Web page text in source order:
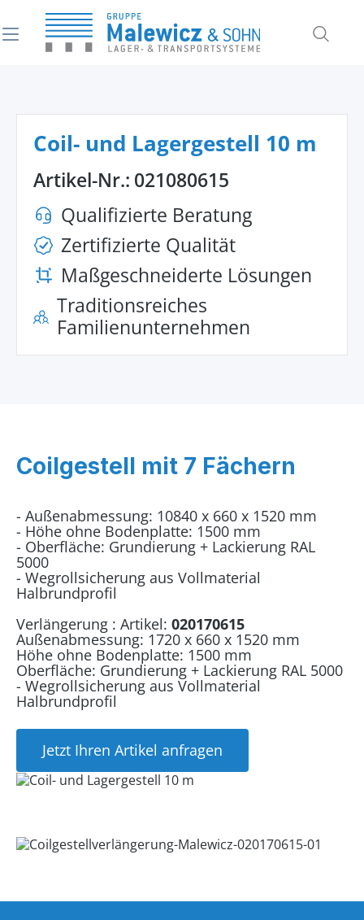
springen
Coil- und Lagergestell 10 m
Artikel-Nr.: 021080615
Qualifizierte Beratung
Zertifizierte Qualität
Maßgeschneiderte Lösungen
Traditionsreiches
Familienunternehmen
Coilgestell mit 7 Fächern
- Außenabmessung: 10840 x 660 x 1520 mm
- Höhe ohne Bodenplatte: 1500 mm
- Oberfläche: Grundierung + Lackierung RAL
5000
- Wegrollsicherung aus Vollmaterial
Halbrundprofil
Verlängerung : Artikel: 020170615
Außenabmessung: 1720 x 660 x 1520 mm
Höhe ohne Bodenplatte: 1500 mm
Oberfläche: Grundierung + Lackierung RAL 5000
- Wegrollsicherung aus Vollmaterial
Halbrundprofil
Jetzt Ihren Artikel anfragen